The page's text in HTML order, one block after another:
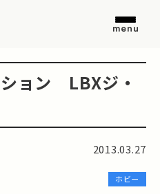
menu
ョン LBXジ・
2013.03.27
ホビー